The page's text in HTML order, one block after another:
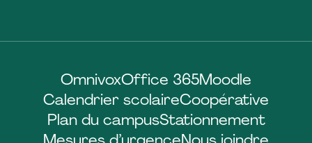
OmnivoxOffice 365Moodle
Calendrier scolaireCoopérative
Plan du campusStationnement